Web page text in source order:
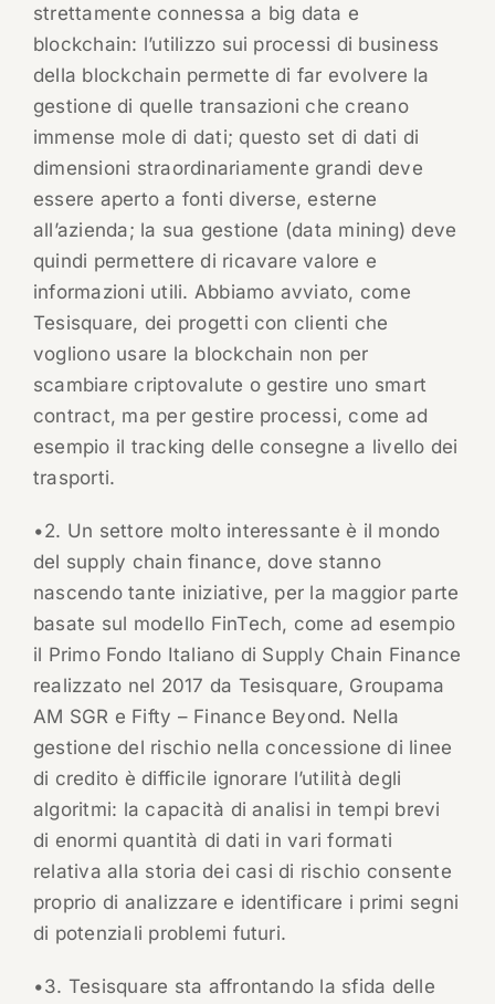
strettamente connessa a big data e
blockchain: l’utilizzo sui processi di business
della blockchain permette di far evolvere la
gestione di quelle transazioni che creano
immense mole di dati; questo set di dati di
dimensioni straordinariamente grandi deve
essere aperto a fonti diverse, esterne
all’azienda; la sua gestione (data mining) deve
quindi permettere di ricavare valore e
informazioni utili. Abbiamo avviato, come
Tesisquare, dei progetti con clienti che
vogliono usare la blockchain non per
scambiare criptovalute o gestire uno smart
contract, ma per gestire processi, come ad
esempio il tracking delle consegne a livello dei
trasporti.
•2. Un settore molto interessante è il mondo
del supply chain finance, dove stanno
nascendo tante iniziative, per la maggior parte
basate sul modello FinTech, come ad esempio
il Primo Fondo Italiano di Supply Chain Finance
realizzato nel 2017 da Tesisquare, Groupama
AM SGR e Fifty – Finance Beyond. Nella
gestione del rischio nella concessione di linee
di credito è difficile ignorare l’utilità degli
algoritmi: la capacità di analisi in tempi brevi
di enormi quantità di dati in vari formati
relativa alla storia dei casi di rischio consente
proprio di analizzare e identificare i primi segni
di potenziali problemi futuri.
•3. Tesisquare sta affrontando la sfida delle